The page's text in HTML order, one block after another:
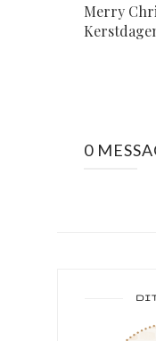
Merry
0